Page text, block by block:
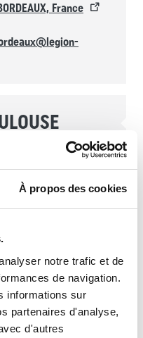
À propos des cookies
notre trafic et de
de navigation.
informations sur
partenaires d'analyse,
d'autres
France
000 TOULOUSE,